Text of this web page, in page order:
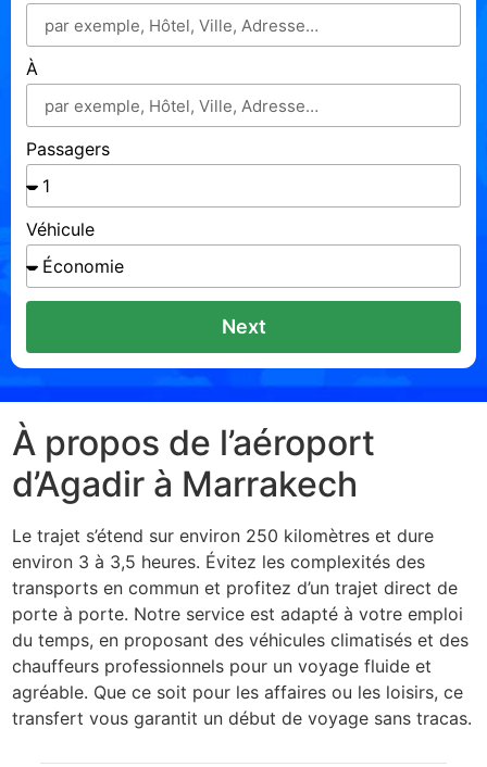
À
Passagers
Véhicule
Next
À propos de l’aéroport
d’Agadir à Marrakech
Le trajet s’étend sur environ 250 kilomètres et dure
environ 3 à 3,5 heures. Évitez les complexités des
transports en commun et profitez d’un trajet direct de
porte à porte. Notre service est adapté à votre emploi
du temps, en proposant des véhicules climatisés et des
chauffeurs professionnels pour un voyage fluide et
agréable. Que ce soit pour les affaires ou les loisirs, ce
transfert vous garantit un début de voyage sans tracas.